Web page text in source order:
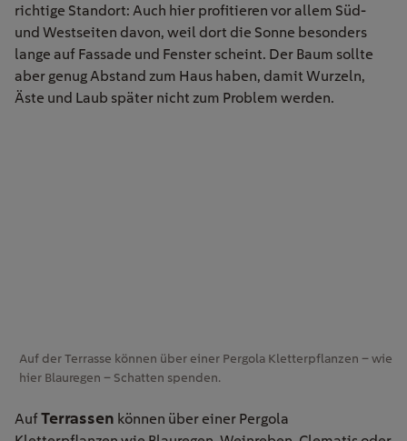
richtige Standort: Auch hier profitieren vor allem Süd-
und Westseiten davon, weil dort die Sonne besonders
lange auf Fassade und Fenster scheint. Der Baum sollte
aber genug Abstand zum Haus haben, damit Wurzeln,
Äste und Laub später nicht zum Problem werden.
Auf der Terrasse können über einer Pergola Kletterpflanzen – wie
hier Blauregen – Schatten spenden.
AufTerrassen können über einer Pergola